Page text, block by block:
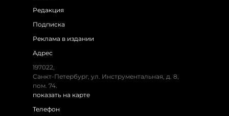
Редакция
Подписка
Реклама в издании
Адрес
197022,
Санкт-Петербург, ул. Инструментальная, д. 8,
пом. 74.
показать на карте
Телефон